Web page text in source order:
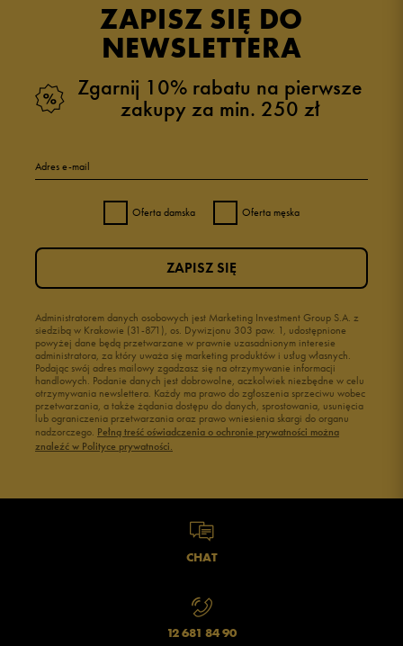
zebranych i zweryfikowanych przez
4 7%
1 0%
Jak zbieramy opinie?
ZAPISZ SIĘ DO
NEWSLETTERA
Zgarnij 10% rabatu na pierwsze
zakupy za min. 250 zł
Adres e-mail
Oferta damska Oferta męska
Administratorem danych osobowych jest Marketing Investment Group S.A. z
siedzibą w Krakowie (31-871), os. Dywizjonu 303 paw. 1, udostępnione
powyżej dane będą przetwarzane w prawnie uzasadnionym interesie
administratora, za który uważa się marketing produktów i usług własnych.
Podając swój adres mailowy zgadzasz się na otrzymywanie informacji
handlowych. Podanie danych jest dobrowolne, aczkolwiek niezbędne w celu
otrzymywania newslettera. Każdy ma prawo do zgłoszenia sprzeciwu wobec
przetwarzania, a także żądania dostępu do danych, sprostowania, usunięcia
lub ograniczenia przetwarzania oraz prawo wniesienia skargi do organu
nadzorczego. Pełną treść oświadczenia o ochronie prywatności można
znaleźć w Polityce prywatności.
ZAPISZ SIĘ
CHAT
12 681 84 90